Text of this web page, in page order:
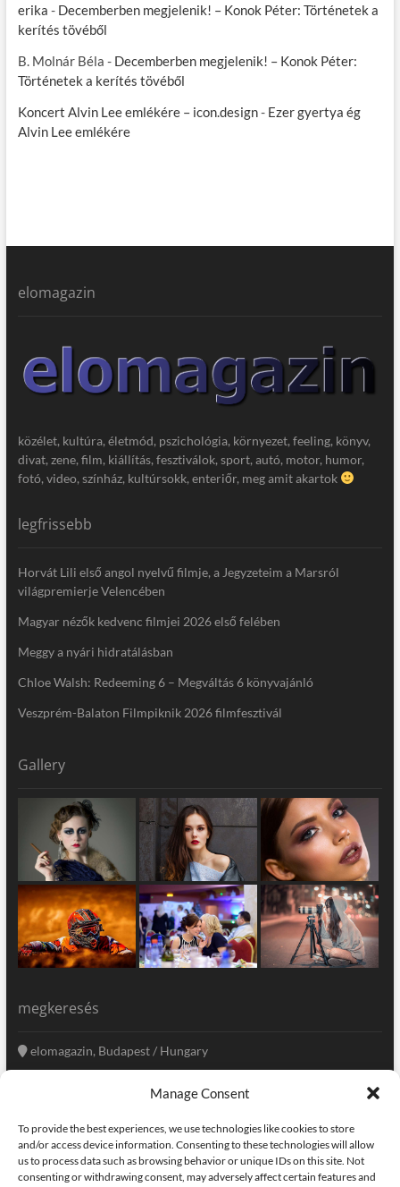
Manage Consent
To provide the best experiences, we use technologies like cookies to store
and/or access device information. Consenting to these technologies will allow
us to process data such as browsing behavior or unique IDs on this site. Not
consenting or withdrawing consent, may adversely affect certain features and
erika - Decemberben megjelenik! – Konok Péter: Történetek a
kerítés tövéből
B. Molnár Béla - Decemberben megjelenik! – Konok Péter:
Történetek a kerítés tövéből
Koncert Alvin Lee emlékére – icon.design- Ezer gyertya ég
Alvin Lee emlékére
elomagazin
közélet, kultúra, életmód, pszichológia, környezet, feeling, könyv,
divat, zene, film, kiállítás, fesztiválok, sport, autó, motor, humor,
fotó, video, színház, kultúrsokk, enteriőr, meg amit akartok
legfrissebb
Horvát Lili első angol nyelvű filmje, a Jegyzeteim a Marsról
világpremierje Velencében
Magyar nézők kedvenc filmjei 2026 első felében
Meggy a nyári hidratálásban
Chloe Walsh: Redeeming 6 – Megváltás 6 könyvajánló
Veszprém-Balaton Filmpiknik 2026 filmfesztivál
Gallery
megkeresés
elomagazin, Budapest / Hungary
szerkesztoseg@elomagazin.com
elomagazin